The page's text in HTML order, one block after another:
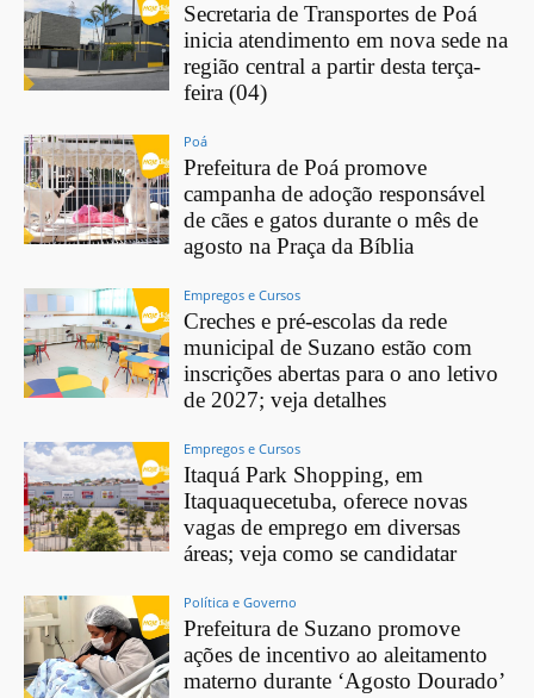
Secretaria de Transportes de Poá
inicia atendimento em nova sede na
região central a partir desta terça-
feira (04)
Poá
Prefeitura de Poá promove
campanha de adoção responsável
de cães e gatos durante o mês de
agosto na Praça da Bíblia
Empregos e Cursos
Creches e pré-escolas da rede
municipal de Suzano estão com
inscrições abertas para o ano letivo
de 2027; veja detalhes
Empregos e Cursos
Itaquá Park Shopping, em
Itaquaquecetuba, oferece novas
vagas de emprego em diversas
áreas; veja como se candidatar
Política e Governo
Prefeitura de Suzano promove
ações de incentivo ao aleitamento
materno durante ‘Agosto Dourado’